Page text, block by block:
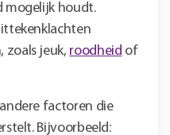
mogelijk houdt.
zoals jeuk, roodheid of
factoren die
Bijvoorbeeld: